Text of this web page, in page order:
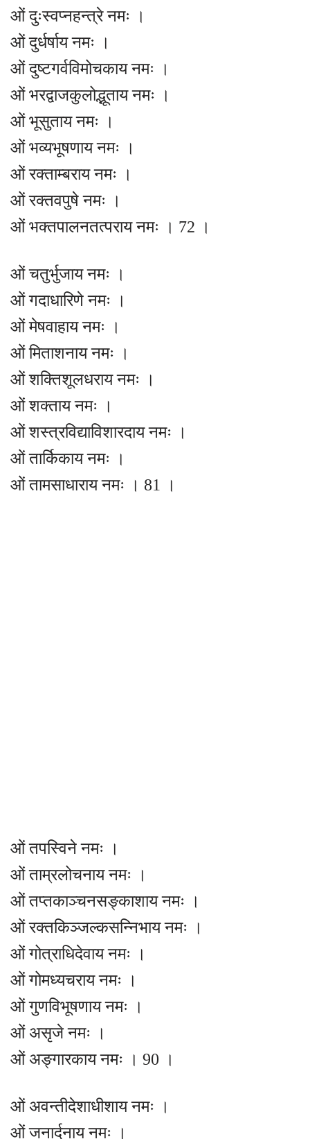
ओं दुःस्वप्नहन्त्रे नमः ।
ओं दुर्धर्षाय नमः ।
ओं दुष्टगर्वविमोचकाय नमः ।
ओं भरद्वाजकुलोद्भूताय नमः ।
ओं भूसुताय नमः ।
ओं भव्यभूषणाय नमः ।
ओं रक्ताम्बराय नमः ।
ओं रक्तवपुषे नमः ।
ओं भक्तपालनतत्पराय नमः । 72 ।
ओं चतुर्भुजाय नमः ।
ओं गदाधारिणे नमः ।
ओं मेषवाहाय नमः ।
ओं मिताशनाय नमः ।
ओं शक्तिशूलधराय नमः ।
ओं शक्ताय नमः ।
ओं शस्त्रविद्याविशारदाय नमः ।
ओं तार्किकाय नमः ।
ओं तामसाधाराय नमः । 81 ।
ओं तपस्विने नमः ।
ओं ताम्रलोचनाय नमः ।
ओं तप्तकाञ्चनसङ्काशाय नमः ।
ओं रक्तकिञ्जल्कसन्निभाय नमः ।
ओं गोत्राधिदेवाय नमः ।
ओं गोमध्यचराय नमः ।
ओं गुणविभूषणाय नमः ।
ओं असृजे नमः ।
ओं अङ्गारकाय नमः । 90 ।
ओं अवन्तीदेशाधीशाय नमः ।
ओं जनार्दनाय नमः ।